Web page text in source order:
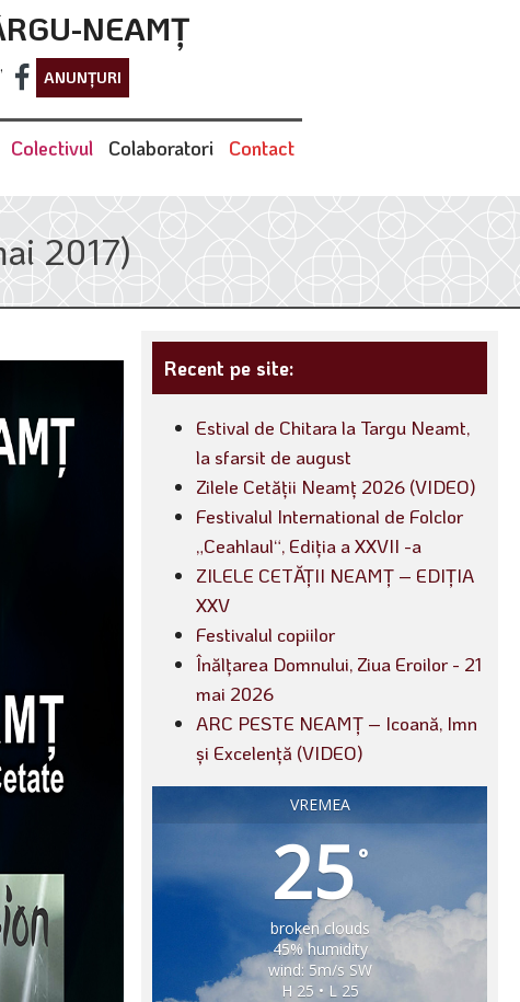
NEAMȚ
ANUNȚURI
Colectivul Colaboratori Contact
2017)
Recent pe site:
Estival de Chitara la Targu Neamt,
la sfarsit de august
Zilele Cetății Neamț 2026 (VIDEO)
Festivalul International de Folclor
„Ceahlaul“, Ediția a XXVII -a
ZILELE CETĂȚII NEAMȚ – EDIȚIA
XXV
Festivalul copiilor
Înălțarea Domnului, Ziua Eroilor - 21
mai 2026
ARC PESTE NEAMȚ – Icoană, Imn
și Excelență (VIDEO)
VREMEA
25°
broken clouds
45% humidity
wind: 5m/s SW
H 25 • L 25